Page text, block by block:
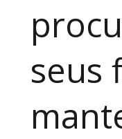
seus